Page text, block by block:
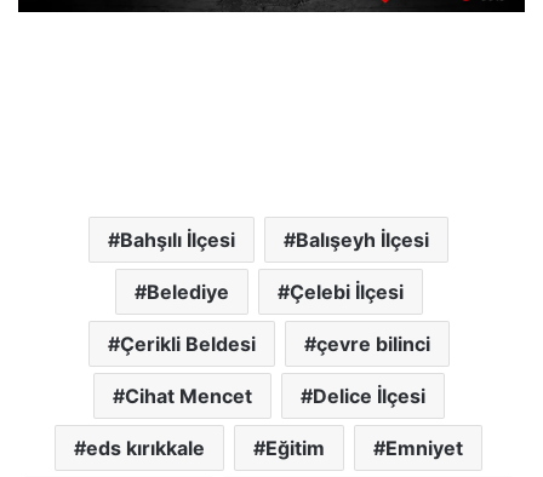
Bahşılı İlçesi Balışeyh İlçesi
Belediye Çelebi İlçesi
Çerikli Beldesi çevre bilinci
Cihat Mencet Delice İlçesi
eds kırıkkale Eğitim Emniyet